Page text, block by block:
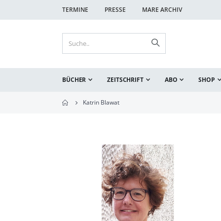
TERMINE PRESSE MARE ARCHIV
BÜCHER ZEITSCHRIFT ABO SHOP
Katrin Blawat